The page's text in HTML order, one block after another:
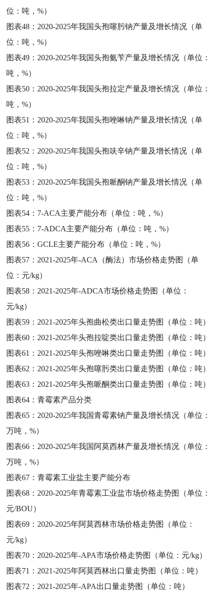
位：吨，%）
图表48： 2020-2025年我国头孢噻肟钠产量及增长情况（单
位：吨，%）
图表49： 2020-2025年我国头孢氨苄产量及增长情况（单位：
吨，%）
图表50： 2020-2025年我国头孢拉定产量及增长情况（单位：
吨，%）
图表51： 2020-2025年我国头孢唑啉钠产量及增长情况（单
位：吨，%）
图表52： 2020-2025年我国头孢呋辛钠产量及增长情况（单
位：吨，%）
图表53： 2020-2025年我国头孢哌酮钠产量及增长情况（单
位：吨，%）
图表54： 7-ACA主要产能分布（单位：吨，%）
图表55： 7-ADCA主要产能分布（单位：吨，%）
图表56：GCLE主要产能分布（单位：吨，%）
图表57： 2021-2025年-ACA（酶法）市场价格走势图（单
位：元/kg）
图表58： 2021-2025年-ADCA市场价格走势图（单位：
元/kg）
图表59： 2021-2025年头孢曲松类出口量走势图（单位：吨）
图表60： 2021-2025年头孢拉啶类出口量走势图（单位：吨）
图表61： 2021-2025年头孢唑啉类出口量走势图（单位：吨）
图表62： 2021-2025年头孢噻肟类出口量走势图（单位：吨）
图表63： 2021-2025年头孢哌酮类出口量走势图（单位：吨）
图表64：青霉素产品分类
图表65： 2020-2025年我国青霉素钠产量及增长情况（单位：
万吨，%）
图表66： 2020-2025年我国阿莫西林产量及增长情况（单位：
万吨，%）
图表67：青霉素工业盐主要产能分布
图表68： 2020-2025年青霉素工业盐市场价格走势图（单位：
元/BOU）
图表69： 2020-2025年阿莫西林市场价格走势图（单位：
元/kg）
图表70： 2020-2025年-APA市场价格走势图（单位：元/kg）
图表71： 2021-2025年阿莫西林出口量走势图（单位：吨）
图表72： 2021-2025年-APA出口量走势图（单位：吨）